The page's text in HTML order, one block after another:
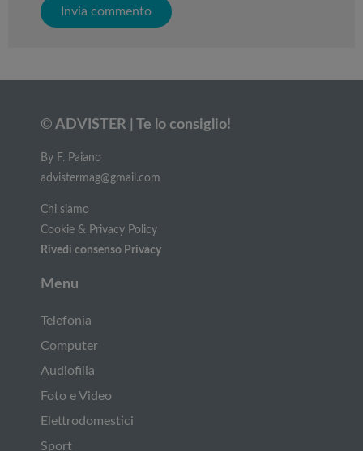
© ADVISTER | Te lo consiglio!
By F. Paiano
advistermag@gmail.com
Chi siamo
Cookie & Privacy Policy
Rivedi consenso Privacy
Menu
Telefonia
Computer
Audiofilia
Foto e Video
Elettrodomestici
Sport